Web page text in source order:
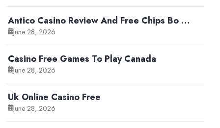
Antico Casino Review And Free Chips Bo …
June 28, 2026
Casino Free Games To Play Canada
June 28, 2026
Uk Online Casino Free
June 28, 2026